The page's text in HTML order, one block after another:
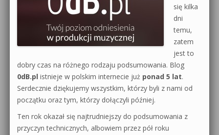
się kilka
dni
temu,
zatem
jest to
dobry czas na różnego rodzaju podsumowania. Blog
0dB.pl istnieje w polskim internecie już ponad 5 lat.
Serdecznie dziękujemy wszystkim, którzy byli z nami od
początku oraz tym, którzy dołączyli później.
Ten rok okazał się najtrudniejszy do podsumowania z
przyczyn technicznych, albowiem przez pół roku